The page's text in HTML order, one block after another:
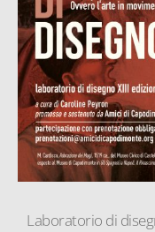
Laboratorio di